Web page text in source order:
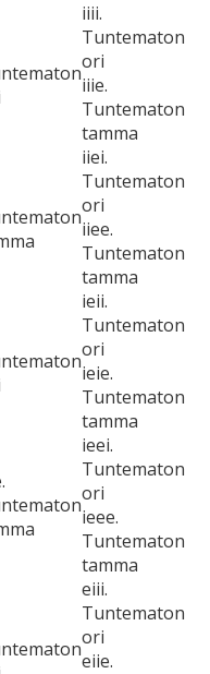
iiii.
Tuntematon
ori
iiie.
Tuntematon
tamma
iiei.
Tuntematon
ori
iiee.
Tuntematon
tamma
ieii.
Tuntematon
ori
ieie.
Tuntematon
tamma
ieei.
Tuntematon
ori
ieee.
Tuntematon
tamma
eiii.
Tuntematon
ori
eiie.